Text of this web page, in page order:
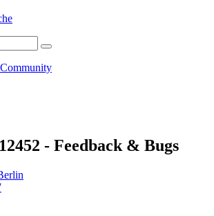
- Feedback & Bugs